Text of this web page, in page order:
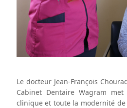
Le docteur Jean-François
Cabinet Dentaire Wagram
clinique et toute la modernité